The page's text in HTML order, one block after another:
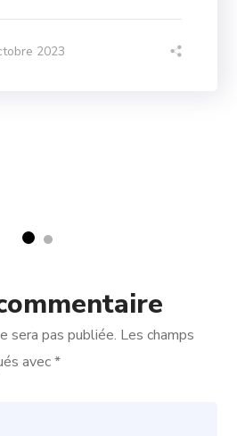
2023
sera pas publiée. Les champs
avec*